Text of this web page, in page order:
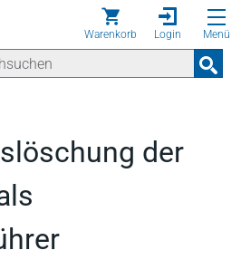
Warenkorb Login Menü
der